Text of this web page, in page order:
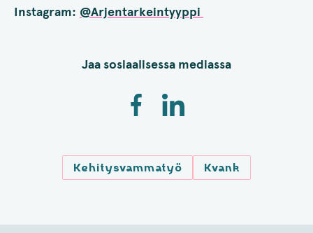
Instagram: @Arjentarkeintyyppi
Jaa sosiaalisessa mediassa
Kehitysvammatyö Kvank